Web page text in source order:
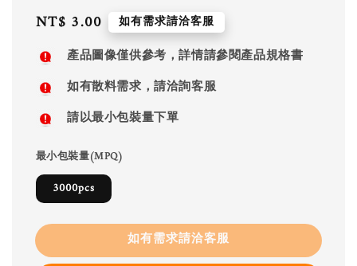
Regular
price
NT$ 3.00 如有需求請洽客服
產品圖像僅供參考，詳情請參閱產品規格書
如有散料需求，請洽詢客服
請以最小包裝量下單
最小包裝量(MPQ)
3000pcs
如有需求請洽客服